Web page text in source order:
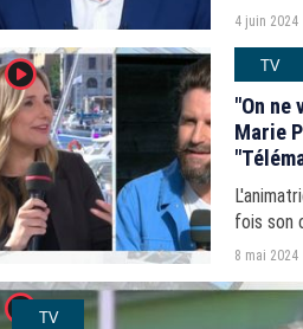
4 juin 2024
player2 TV
"On ne
Marie
fois son
8 mai 2024
player2TV